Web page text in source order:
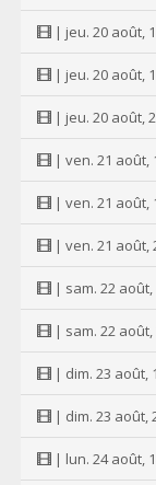
| jeu. 20 août,
| jeu. 20 août,
| jeu. 20 août,
| ven. 21 août,
| ven. 21 août,
| ven. 21 août,
| sam. 22 août,
| sam. 22 août,
| dim. 23 août,
| dim. 23 août,
| lun. 24 août,